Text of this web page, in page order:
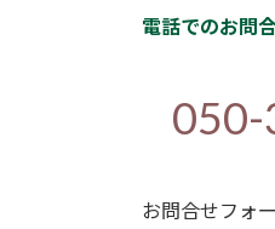
電話でのお問
お問合せフォ